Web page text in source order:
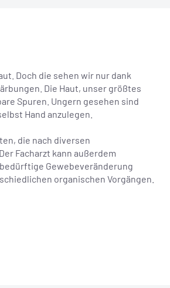
Doch die sehen wir nur dank
Die Haut, unser größtes
Spuren. Ungern gesehen sind
Hand anzulegen.
die nach diversen
Facharzt kann außerdem
Gewebeveränderung
organischen Vorgängen.